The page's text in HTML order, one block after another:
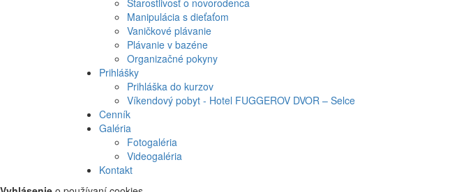
Starostlivosť o novorodenca
Manipulácia s dieťaťom
Vaničkové plávanie
Plávanie v bazéne
Organizačné pokyny
Prihlášky
Prihláška do kurzov
Víkendový pobyt - Hotel FUGGEROV DVOR – Selce
Cenník
Galéria
Fotogaléria
Videogaléria
Kontakt